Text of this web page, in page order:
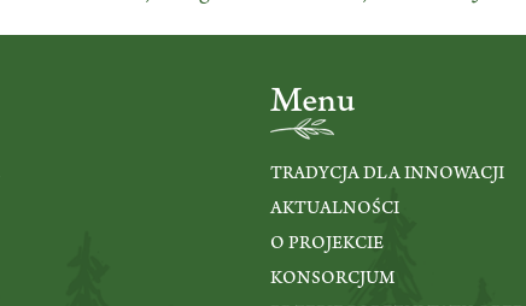
Menu
TRADYCJA DLA INNOWACJI
AKTUALNOŚCI
O PROJEKCIE
KONSORCJUM